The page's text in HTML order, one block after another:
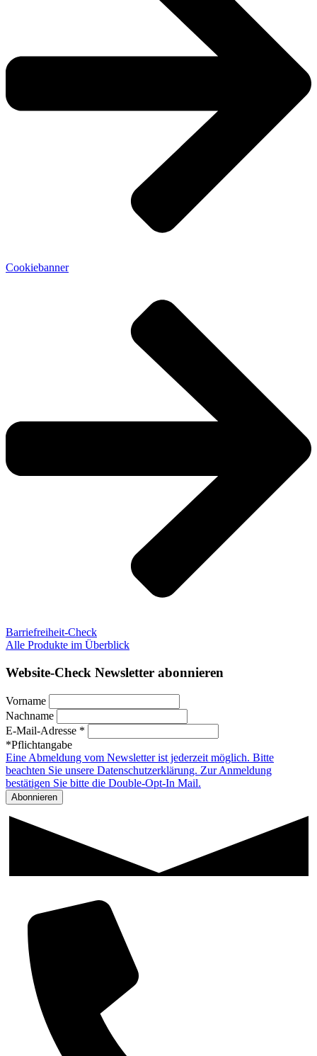
Cookiebanner
Barriefreiheit-Check
Alle Produkte im Überblick
Website-Check Newsletter abonnieren
Vorname
Nachname
E-Mail-Adresse *
*Pflichtangabe
Eine Abmeldung vom Newsletter ist jederzeit möglich. Bitte
beachten Sie unsere Datenschutzerklärung. Zur Anmeldung
bestätigen Sie bitte die Double-Opt-In Mail.